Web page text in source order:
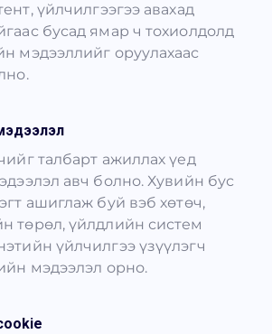
үйлчилгээгээ авахад
бусад ямар ч тохиолдолд
мэдээллийг оруулахаас
талбарт ажиллах үед
авч болно. Хувийн бус
ашиглаж буй вэб хөтөч,
төрөл, үйлдлийн систем
үйлчилгээ үзүүлэгч
мэдээлэл орно.